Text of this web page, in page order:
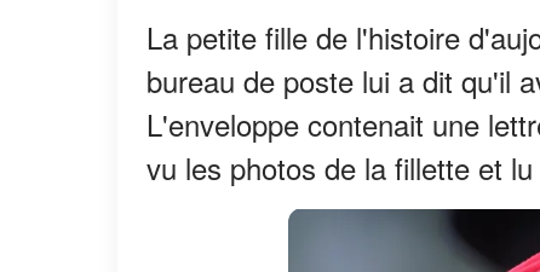
La petite fille de l'histoire
bureau de poste lui a dit qu'il
L'enveloppe contenait une
vu les photos de la fillette et